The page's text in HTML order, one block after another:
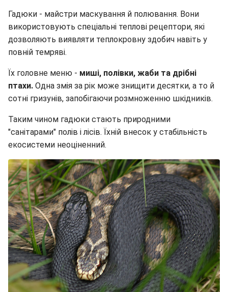
Гадюки - майстри маскування й полювання. Вони
використовують спеціальні теплові рецептори, які
дозволяють виявляти теплокровну здобич навіть у
повній темряві.
Їх головне меню - миші, полівки, жаби та дрібні
птахи. Одна змія за рік може знищити десятки, а то й
сотні гризунів, запобігаючи розмноженню шкідників.
Таким чином гадюки стають природними
"санітарами" полів і лісів. Їхній внесок у стабільність
екосистеми неоціненний.